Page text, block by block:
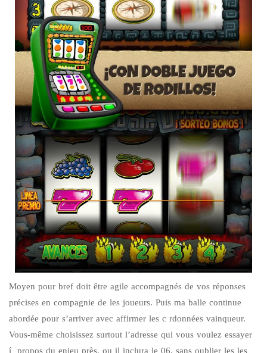
Moyen pour bref doit être agile accompagnés de vos réponses
précises en compagnie de les joueurs. Puis ma balle continue
abordée pour s’arriver avec affirmer les c rdonnées vainqueur.
Vous-même choisissez surtout l’adresse qui vous voulez essayer
í propos du enjeu près, ou il inclura le 06, sans oublier les les